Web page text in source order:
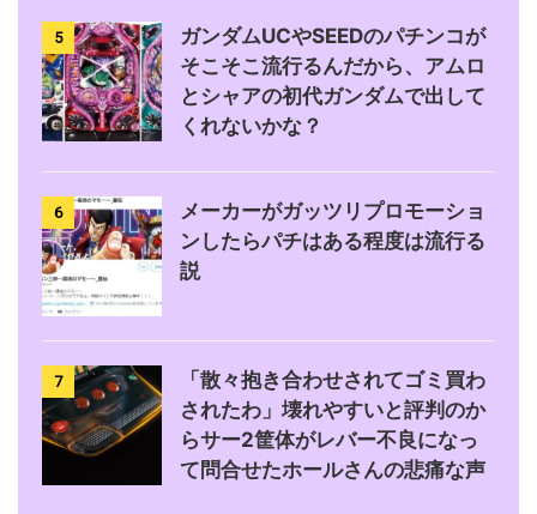
5
ガンダムUCやSEEDのパチンコが
そこそこ流行るんだから、アムロ
とシャアの初代ガンダムで出して
くれないかな？
6
メーカーがガッツリプロモーショ
ンしたらパチはある程度は流行る
説
7
「散々抱き合わせされてゴミ買わ
されたわ」壊れやすいと評判のか
らサー2筐体がレバー不良になっ
て問合せたホールさんの悲痛な声